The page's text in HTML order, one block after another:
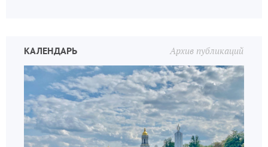
Архив публикаций
КАЛЕНДАРЬ